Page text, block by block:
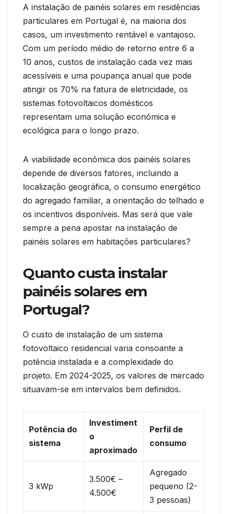
A instalação de painéis solares em residências
particulares em Portugal é, na maioria dos
casos, um investimento rentável e vantajoso.
Com um período médio de retorno entre 6 a
10 anos, custos de instalação cada vez mais
acessíveis e uma poupança anual que pode
atingir os 70% na fatura de eletricidade, os
sistemas fotovoltaicos domésticos
representam uma solução económica e
ecológica para o longo prazo.
A viabilidade económica dos painéis solares
depende de diversos fatores, incluindo a
localização geográfica, o consumo energético
do agregado familiar, a orientação do telhado e
os incentivos disponíveis. Mas será que vale
sempre a pena apostar na instalação de
painéis solares em habitações particulares?
Quanto custa instalar
painéis solares em
Portugal?
O custo de instalação de um sistema
fotovoltaico residencial varia consoante a
potência instalada e a complexidade do
projeto. Em 2024-2025, os valores de mercado
situavam-se em intervalos bem definidos.
Potência do
sistema
Investiment
o
aproximado
Perfil de
consumo
3 kWp
3.500€ –
4.500€
Agregado
pequeno (2-
3 pessoas)